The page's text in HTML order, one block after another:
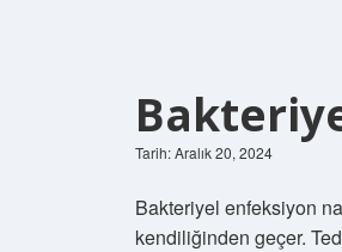
Tarih: Aralık 20, 2024
Bakteriyel enfeksiyon
kendiliğinden geçer.